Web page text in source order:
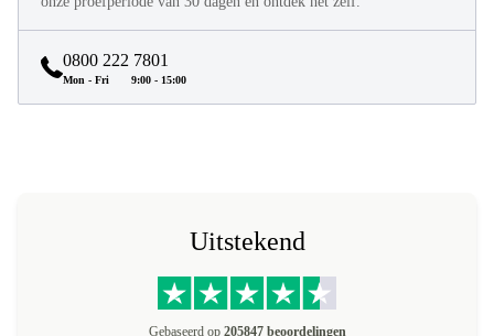
hebben een garantie van minimaal 12 maanden. Profiteer van
onze proefperiode van 30 dagen en ontdek het zelf.
Uitstekend